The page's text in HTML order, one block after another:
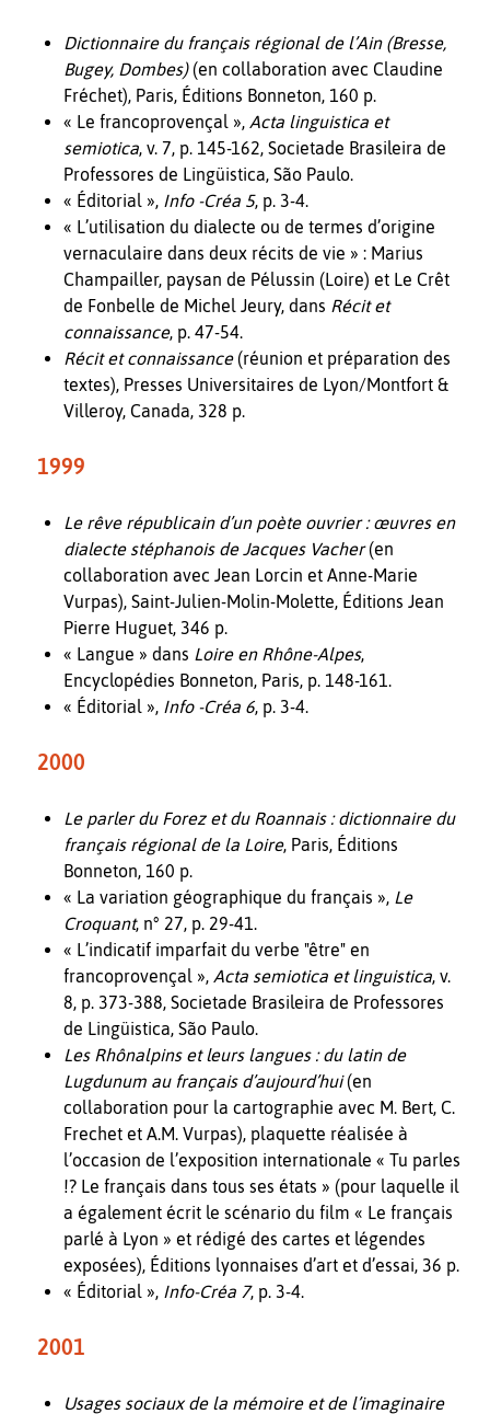
Dictionnaire du français régional de l’Ain (Bresse,
Bugey, Dombes)(en collaboration avec Claudine
Fréchet), Paris, Éditions Bonneton, 160 p.
« Le francoprovençal », Acta linguistica et
semiotica, v. 7, p. 145-162, Societade Brasileira de
Professores de Lingüistica, São Paulo.
« Éditorial », Info -Créa 5, p. 3-4.
« L’utilisation du dialecte ou de termes d’origine
vernaculaire dans deux récits de vie » : Marius
Champailler, paysan de Pélussin (Loire) et Le Crêt
de Fonbelle de Michel Jeury, dans Récit et
connaissance, p. 47-54.
Récit et connaissance(réunion et préparation des
textes), Presses Universitaires de Lyon/Montfort &
Villeroy, Canada, 328 p.
1999
Le rêve républicain d’un poète ouvrier : œuvres en
dialecte stéphanois de Jacques Vacher(en
collaboration avec Jean Lorcin et Anne-Marie
Vurpas), Saint-Julien-Molin-Molette, Éditions Jean
Pierre Huguet, 346 p.
« Langue » dans Loire en Rhône-Alpes,
Encyclopédies Bonneton, Paris, p. 148-161.
« Éditorial », Info -Créa 6, p. 3-4.
2000
Le parler du Forez et du Roannais : dictionnaire du
français régional de la Loire, Paris, Éditions
Bonneton, 160 p.
« La variation géographique du français », Le
Croquant, n° 27, p. 29-41.
« L’indicatif imparfait du verbe "être" en
francoprovençal », Acta semiotica et linguistica, v.
8, p. 373-388, Societade Brasileira de Professores
de Lingüistica, São Paulo.
Les Rhônalpins et leurs langues : du latin de
Lugdunum au français d’aujourd’hui(en
collaboration pour la cartographie avec M. Bert, C.
Frechet et A.M. Vurpas), plaquette réalisée à
l’occasion de l’exposition internationale « Tu parles
!? Le français dans tous ses états » (pour laquelle il
a également écrit le scénario du film « Le français
parlé à Lyon » et rédigé des cartes et légendes
exposées), Éditions lyonnaises d’art et d’essai, 36 p.
« Éditorial », Info-Créa 7, p. 3-4.
2001
Usages sociaux de la mémoire et de l’imaginaire